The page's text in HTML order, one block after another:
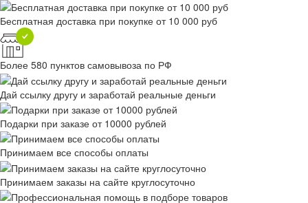
Бесплатная доставка при покупке от 10 000 руб
Более 580 пунктов самовывоза по РФ
Дай ссылку другу и заработай реальные деньги
Подарки при заказе от 10000 рублей
Принимаем все способы оплаты
Принимаем заказы на сайте круглосуточно